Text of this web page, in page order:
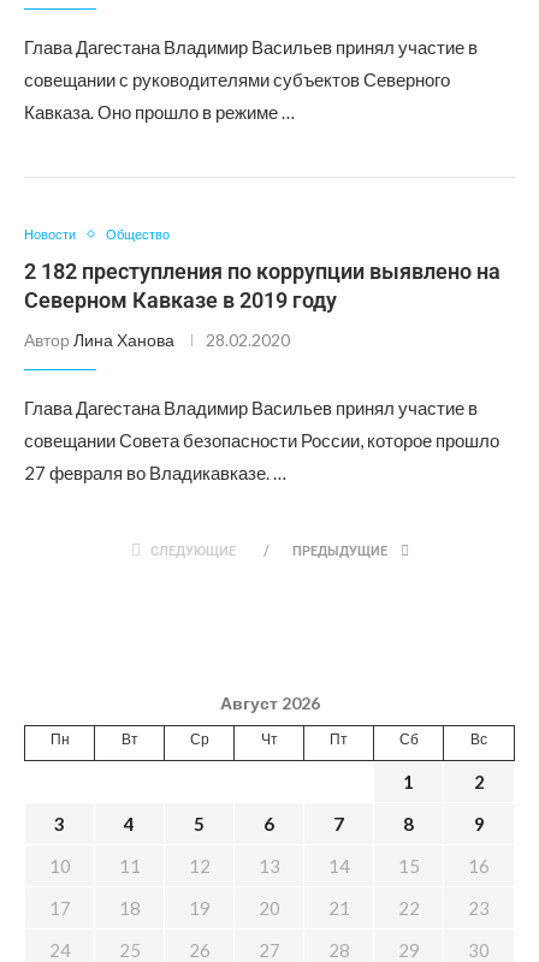
Глава Дагестана Владимир Васильев принял участие в
совещании с руководителями субъектов Северного
Кавказа. Оно прошло в режиме …
Новости Общество
2 182 преступления по коррупции выявлено на
Северном Кавказе в 2019 году
Автор Лина Ханова 28.02.2020
Глава Дагестана Владимир Васильев принял участие в
совещании Совета безопасности России, которое прошло
27 февраля во Владикавказе. …
СЛЕДУЮЩИЕ ПРЕДЫДУЩИЕ
Август 2026
Пн Вт Ср Чт Пт Сб Вс
1
2
3
4 5 6 7 8
9
10
11 12 13 14 15
16
17
18 19 20 21 22
23
24
25 26 27 28 29
30